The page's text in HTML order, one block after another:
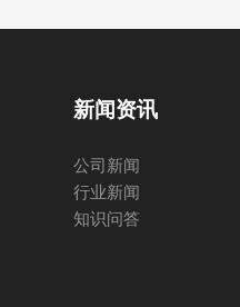
新闻资讯
公司新闻
行业新闻
知识问答